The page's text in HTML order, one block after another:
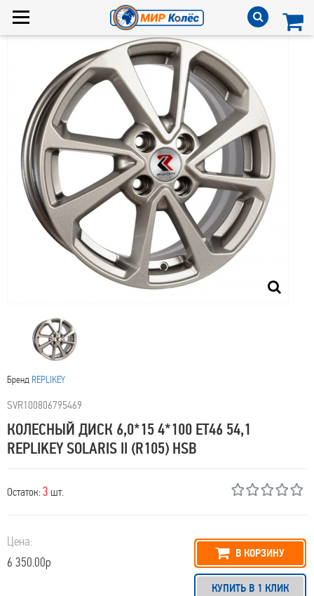
Бренд RЕPLIKEY
SVR100806795469
КОЛЕСНЫЙ ДИСК 6,0*15 4*100 ET46 54,1
RЕPLIKEY SOLARIS II (R105) HSB
Остаток: 3 шт.
Цена:
6 350.00р
В КОРЗИНУ
КУПИТЬ В 1 КЛИК